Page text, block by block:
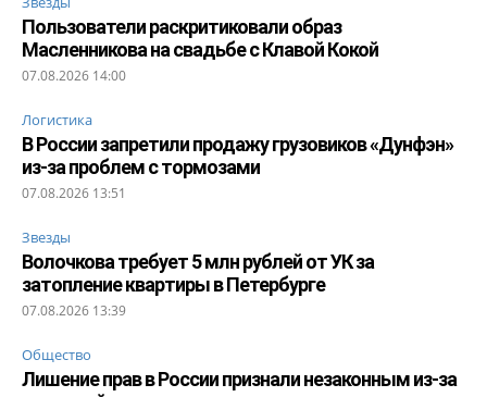
Пользователи раскритиковали образ
Масленникова на свадьбе с Клавой Кокой
07.08.2026 14:00
Логистика
В России запретили продажу грузовиков «Дунфэн»
из-за проблем с тормозами
07.08.2026 13:51
Звезды
Волочкова требует 5 млн рублей от УК за
затопление квартиры в Петербурге
07.08.2026 13:39
Общество
Лишение прав в России признали незаконным из-за